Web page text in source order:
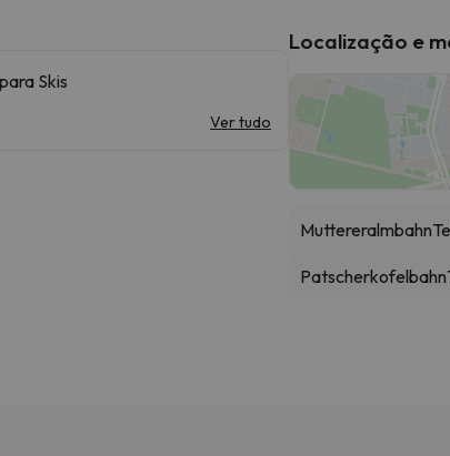
Skis
Ver tudo
Localização e
Muttereralmbahn
Patscherkofelbahn